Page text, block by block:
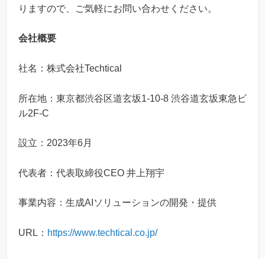
りますので、ご気軽にお問い合わせください。
会社概要
社名：株式会社Techtical
所在地：東京都渋谷区道玄坂1-10-8 渋谷道玄坂東急ビ
ル2F-C
設立：2023年6月
代表者：代表取締役CEO 井上翔宇
事業内容：生成AIソリューションの開発・提供
URL： https://www.techtical.co.jp/